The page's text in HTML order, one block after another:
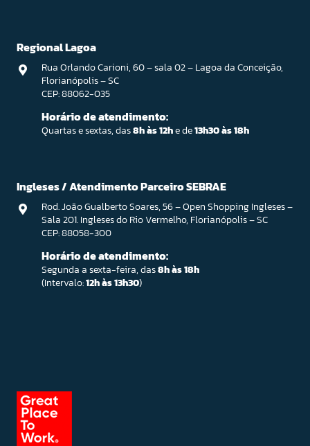
Regional Lagoa
Rua Orlando Carioni, 60 – sala 02 – Lagoa da Conceição,
Florianópolis – SC
CEP: 88062-035
Horário de atendimento:
Quartas e sextas, das8h às 12he de13h30 às 18h
Ingleses / Atendimento Parceiro SEBRAE
Rod. João Gualberto Soares, 56 – Open Shopping Ingleses –
Sala 201. Ingleses do Rio Vermelho, Florianópolis – SC
CEP: 88058-300
Horário de atendimento:
Segunda a sexta-feira, das8h às 18h
(Intervalo:12h às 13h30)